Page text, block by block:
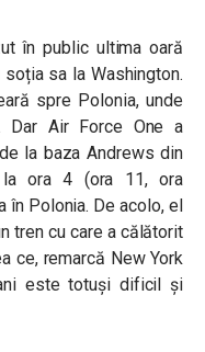
în public ultima oară
sa la Washington.
spre Polonia, unde
Dar Air Force One a
la baza Andrews din
la ora 4 (ora 11, ora
în Polonia. De acolo, el
tren cu care a călătorit
ce, remarcă New York
este totuși dificil și